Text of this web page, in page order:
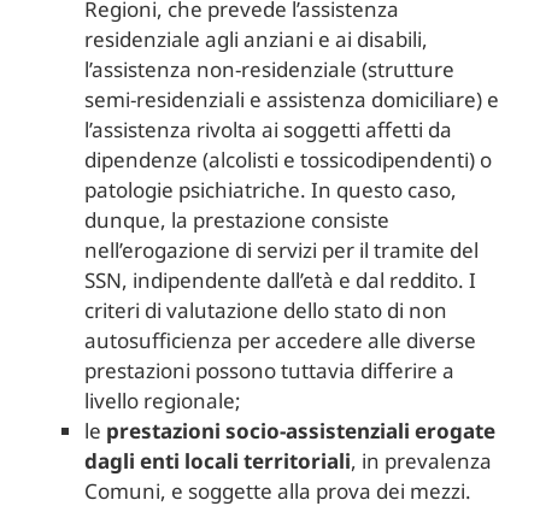
Regioni, che prevede l’assistenza
residenziale agli anziani e ai disabili,
l’assistenza non-residenziale (strutture
semi-residenziali e assistenza domiciliare) e
l’assistenza rivolta ai soggetti affetti da
dipendenze (alcolisti e tossicodipendenti) o
patologie psichiatriche. In questo caso,
dunque, la prestazione consiste
nell’erogazione di servizi per il tramite del
SSN, indipendente dall’età e dal reddito. I
criteri di valutazione dello stato di non
autosufficienza per accedere alle diverse
prestazioni possono tuttavia differire a
livello regionale;
le prestazioni socio-assistenziali erogate
dagli enti locali territoriali, in prevalenza
Comuni, e soggette alla prova dei mezzi.